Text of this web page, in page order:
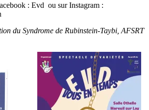
: Evd ou sur Instagram :
du Syndrome de Rubinstein-Taybi, AFSRT